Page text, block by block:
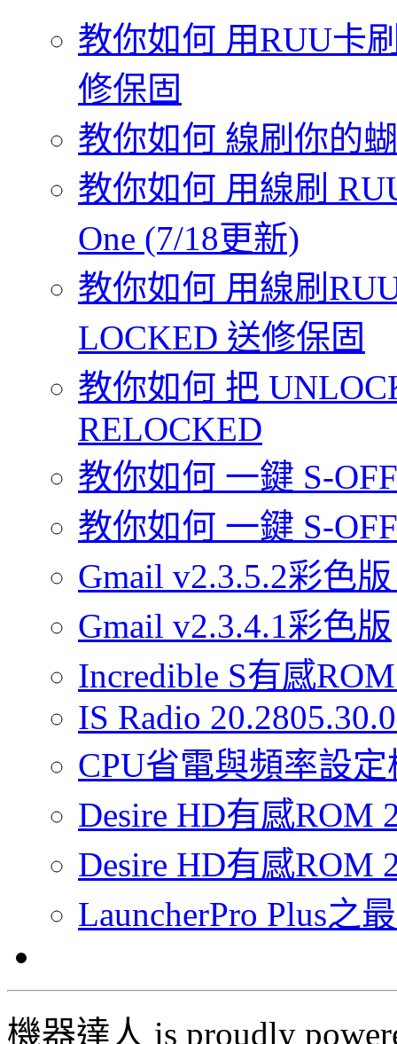
教你如何 用RUU卡
修保固
教你如何 線刷你的
教你如何 用線刷
One (7/18更新)
教你如何 用線刷
LOCKED 送修保固
教你如何 把
RELOCKED
教你如何 一鍵 S-
教你如何 一鍵 S-
Gmail v2.3.5.2彩色
Gmail v2.3.4.1彩色版
Incredible S有感
IS Radio
CPU省電與頻率設定
Desire HD有感ROM
Desire HD有感ROM
LauncherPro Plus之
機器達人 is proudly